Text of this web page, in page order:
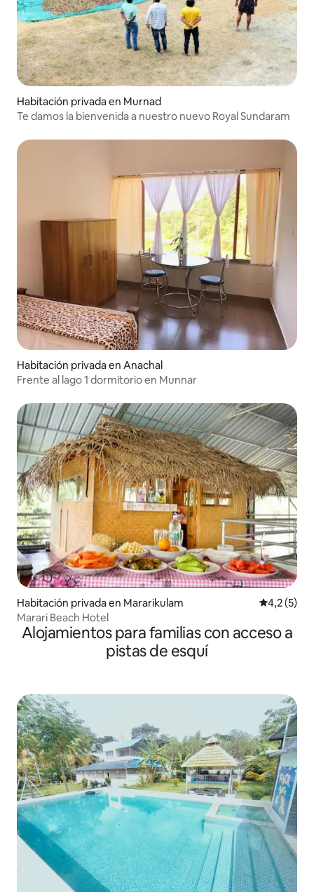
Habitación privada en Murnad
Te damos la bienvenida a nuestro nuevo Royal Sundaram
Habitación privada en Anachal
Frente al lago 1 dormitorio en Munnar
Habitación privada en Mararikulam
4,2 (5)
Marari Beach Hotel
Alojamientos para familias con acceso a
pistas de esquí